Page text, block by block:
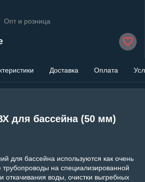
Опт и розница
Доставка Оплата
для бассейна (50 мм)
для бассейна используются как очень
трубопроводы на специализированной
откачивания воды, очистки выгребных